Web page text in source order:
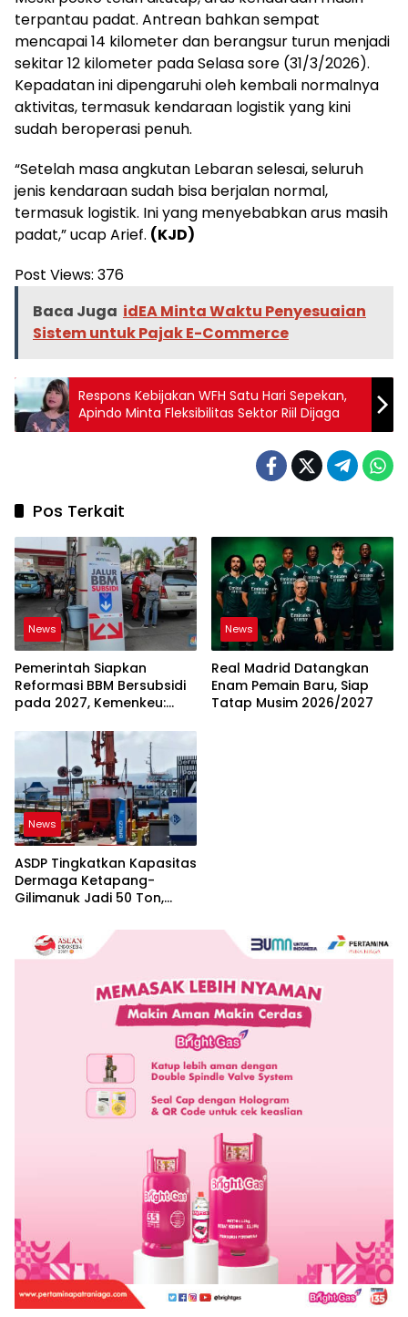
terpantau padat. Antrean bahkan sempat
mencapai 14 kilometer dan berangsur turun menjadi
sekitar 12 kilometer pada Selasa sore (31/3/2026).
Kepadatan ini dipengaruhi oleh kembali normalnya
aktivitas, termasuk kendaraan logistik yang kini
sudah beroperasi penuh.
“Setelah masa angkutan Lebaran selesai, seluruh
jenis kendaraan sudah bisa berjalan normal,
termasuk logistik. Ini yang menyebabkan arus masih
padat,” ucap Arief. (KJD)
Post Views: 376
Baca Juga idEA Minta Waktu Penyesuaian
Sistem untuk Pajak E-Commerce
Respons Kebijakan WFH Satu Hari Sepekan,
Apindo Minta Fleksibilitas Sektor Riil Dijaga
Pos Terkait
News
Pemerintah Siapkan
Reformasi BBM Bersubsidi
pada 2027, Kemenkeu:
dan Berkeadilan
News
Real Madrid Datangkan
Enam Pemain Baru, Siap
Tatap Musim 2026/2027
News
ASDP Tingkatkan Kapasitas
Dermaga Ketapang-
Gilimanuk Jadi 50 Ton,
Jawa-Bali